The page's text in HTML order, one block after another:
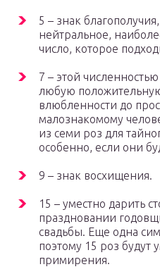
5 – знак
нейтральное,
число, которое
7 – этой
любую
влюбленности до
малознакомому
из семи роз для
особенно, если они
9 – знак восхищения.
15 – уместно дарить
праздновании
свадьбы. Еще одна
поэтому 15 роз будут
примирения.